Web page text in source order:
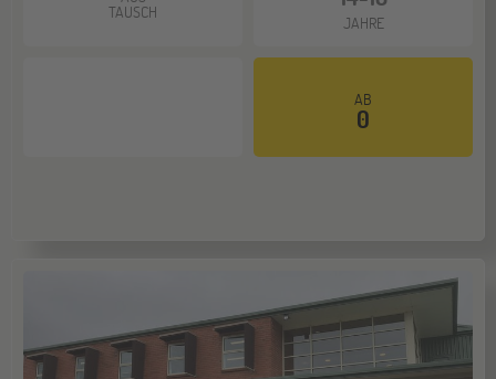
Schüleraustausch-Infoabend (Europa)
21
NOV
Münster
Jugendbildungsmesse JuBi
TAUSCH
JAHRE
AB
0